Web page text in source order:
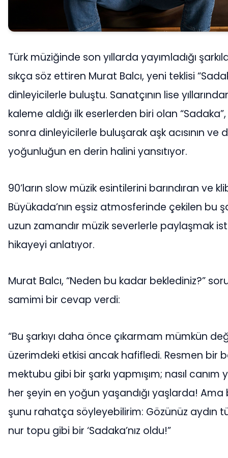
Türk müziğinde son yıllarda yayımladığı
sıkça söz ettiren Murat Balcı, yeni teklisi
dinleyicilerle buluştu. Sanatçının lise
kaleme aldığı ilk eserlerden biri olan
sonra dinleyicilerle buluşarak aşk acısının ve
yoğunluğun en derin halini yansıtıyor.
90’ların slow müzik esintilerini barındıran ve
Büyükada’nın eşsiz atmosferinde çekilen bu
uzun zamandır müzik severlerle paylaşmak
hikayeyi anlatıyor.
Murat Balcı, “Neden bu kadar beklediniz?”
samimi bir cevap verdi:
“Bu şarkıyı daha önce çıkarmam mümkün
üzerimdeki etkisi ancak hafifledi. Resmen bir
mektubu gibi bir şarkı yapmışım; nasıl canım
her şeyin en yoğun yaşandığı yaşlarda! Ama
şunu rahatça söyleyebilirim: Gözünüz aydın
nur topu gibi bir ‘Sadaka’nız oldu!”